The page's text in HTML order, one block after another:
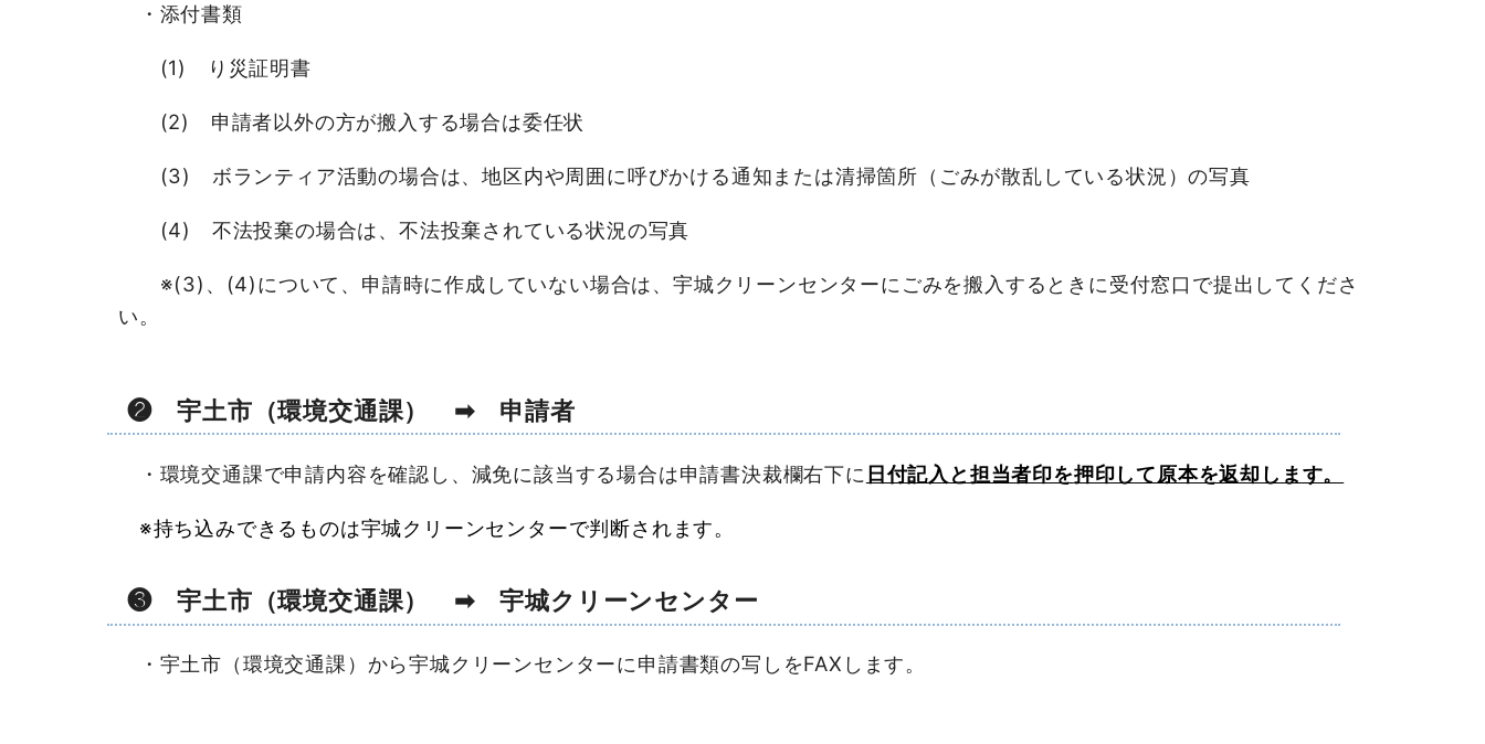
・添付書類
(1) り災証明書
(2) 申請者以外の方が搬入する場合は委任状
(3) ボランティア活動の場合は、地区内や周囲に呼びかける通知または清掃箇所（ごみが散乱している状況）の写真
(4) 不法投棄の場合は、不法投棄されている状況の写真
※(3)、(4)について、申請時に作成していない場合は、宇城クリーンセンターにごみを搬入するときに受付窓口で提出してくださ
い。
❷ 宇土市（環境交通課） ➡ 申請者
・環境交通課で申請内容を確認し、減免に該当する場合は申請書決裁欄右下に 日付記入と担当者印を押印して原本を返却します。
※持ち込みできるものは宇城クリーンセンターで判断されます。
❸ 宇土市（環境交通課） ➡ 宇城クリーンセンター
・宇土市（環境交通課）から宇城クリーンセンターに申請書類の写しをFAXします。